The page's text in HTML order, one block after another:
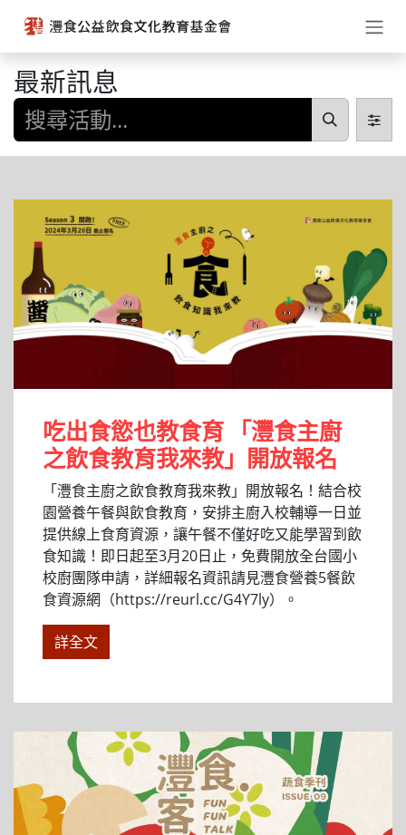
最新訊息
吃出食慾也教食育 「灃食主廚
之飲食教育我來教」開放報名
「灃食主廚之飲食教育我來教」開放報名！結合校
園營養午餐與飲食教育，安排主廚入校輔導一日並
提供線上食育資源，讓午餐不僅好吃又能學習到飲
食知識！即日起至3月20日止，免費開放全台國小
校廚團隊申請，詳細報名資訊請見灃食營養5餐飲
食資源網（https://reurl.cc/G4Y7ly）。
詳全文